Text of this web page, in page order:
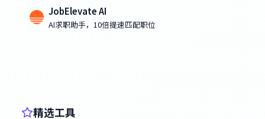
JobElevate AI
AI求职助手，10倍提速匹配职位
精选工具